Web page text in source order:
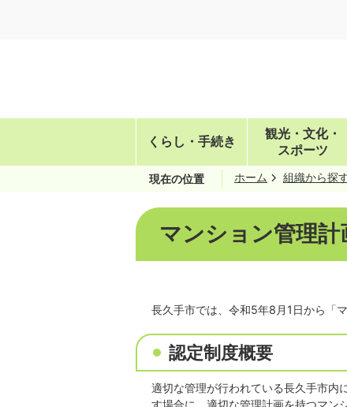
くらし・手続き
観光・文化・
スポーツ
現在の位置 ホーム 組織から探
マンション管理計
長久手市では、令和5年8月1日から「
認定制度概要
適切な管理が行われている長久手市内
す場合に、適切な管理計画を持つマン